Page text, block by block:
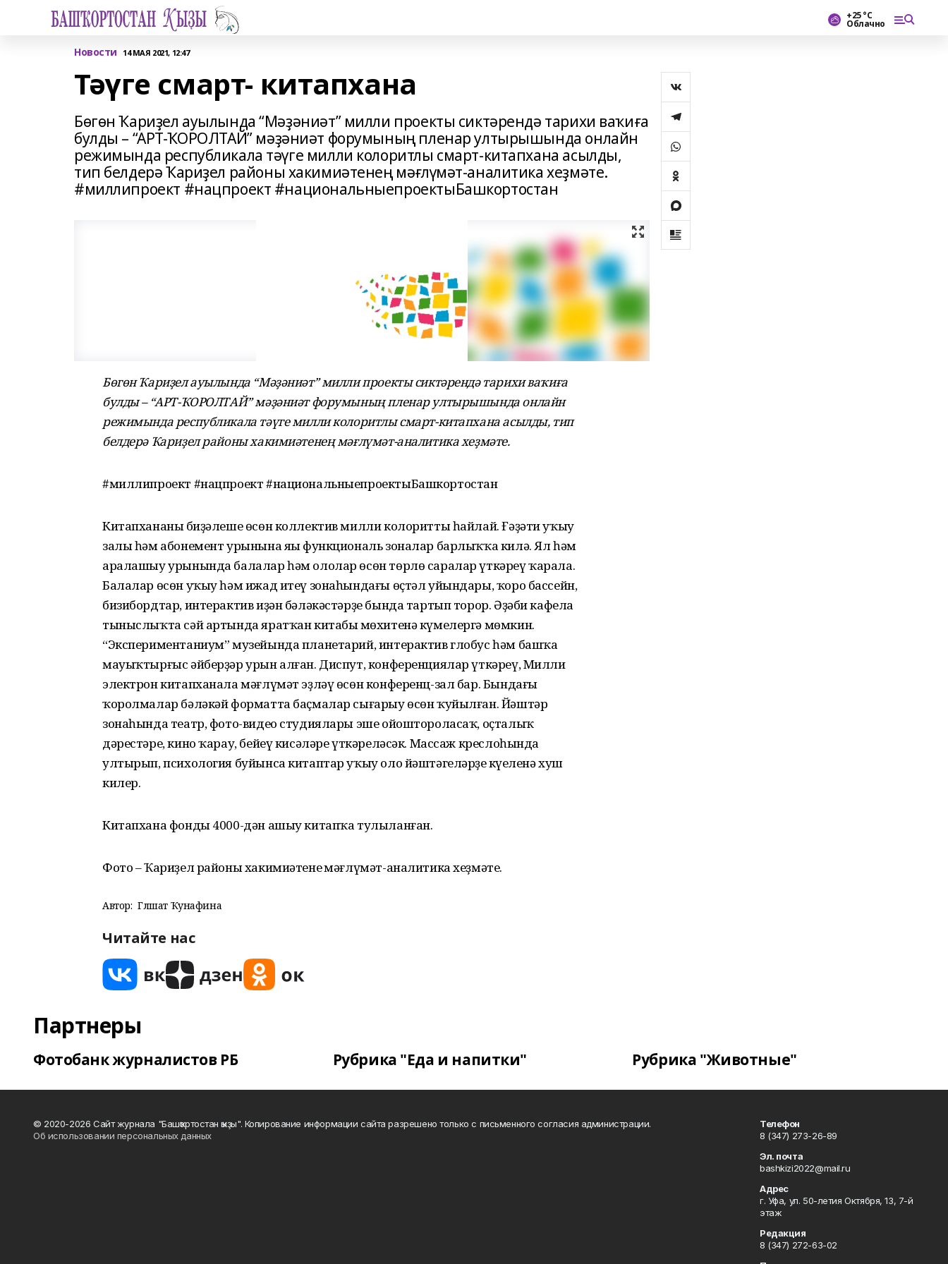
+25 °С
Облачно
Новости 14 МАЯ 2021, 12:47
Тәүге смарт- китапхана
Бөгөн Ҡариҙел ауылында “Мәҙәниәт” милли проекты сиктәрендә тарихи ваҡиға
булды – “АРТ-ҠОРОЛТАЙ” мәҙәниәт форумының пленар ултырышында онлайн
режимында республикала тәүге милли колоритлы смарт-китапхана асылды,
тип белдерә Ҡариҙел районы хакимиәтенең мәғлүмәт-аналитика хеҙмәте.
#миллипроект #нацпроект #национальныепроектыБашкортостан
Бөгөн Ҡариҙел ауылында “Мәҙәниәт” милли проекты сиктәрендә тарихи ваҡиға
булды – “АРТ-ҠОРОЛТАЙ” мәҙәниәт форумының пленар ултырышында онлайн
режимында республикала тәүге милли колоритлы смарт-китапхана асылды, тип
белдерә Ҡариҙел районы хакимиәтенең мәғлүмәт-аналитика хеҙмәте.
#миллипроект #нацпроект #национальныепроектыБашкортостан
Китапхананың биҙәлеше өсөн коллектив милли колоритты һайлай. Ғәҙәти уҡыу
залы һәм абонемент урынына яңы функциональ зоналар барлыҡҡа килә. Ял һәм
аралашыу урынында балалар һәм ололар өсөн төрлө саралар үткәреү ҡарала.
Балалар өсөн уҡыу һәм ижад итеү зонаһындағы өҫтәл уйындары, ҡоро бассейн,
бизибордтар, интерактив иҙән бәләкәстәрҙе бында тартып торор. Әҙәби кафела
тыныслыҡта сәй артында яратҡан китабың мөхитенә күмелергә мөмкин.
“Экспериментаниум” музейында планетарий, интерактив глобус һәм башҡа
мауыҡтырғыс әйберҙәр урын алған. Диспут, конференциялар үткәреү, Милли
электрон китапханала мәғлүмәт эҙләү өсөн конференц-зал бар. Бындағы
ҡоролмалар бәләкәй форматта баҫмалар сығарыу өсөн ҡуйылған. Йәштәр
зонаһында театр, фото-видео студиялары эше ойоштороласаҡ, оҫталыҡ
дәрестәре, кино ҡарау, бейеү кисәләре үткәреләсәк. Массаж креслоһында
ултырып, психология буйынса китаптар уҡыу оло йәштәгеләрҙең күңеленә хуш
килер.
Китапхана фонды 4000-дән ашыу китапҡа тулыланған.
Фото – Ҡариҙел районы хакимиәтенең мәғлүмәт-аналитика хеҙмәте.
Автор: Гөлшат Ҡунафина
Читайте нас
Партнеры
Фотобанк журналистов РБ Рубрика "Еда и напитки" Рубрика "Животные"
© 2020-2026 Сайт журнала "Башҡортостан ҡыҙы". Копирование информации сайта разрешено только с письменного согласия администрации.
Об использовании персональных данных
Телефон
8 (347) 273-26-89
Эл. почта
bashkizi2022@mail.ru
Адрес
г. Уфа, ул. 50-летия Октября, 13, 7-й
этаж
Редакция
8 (347) 272-63-02